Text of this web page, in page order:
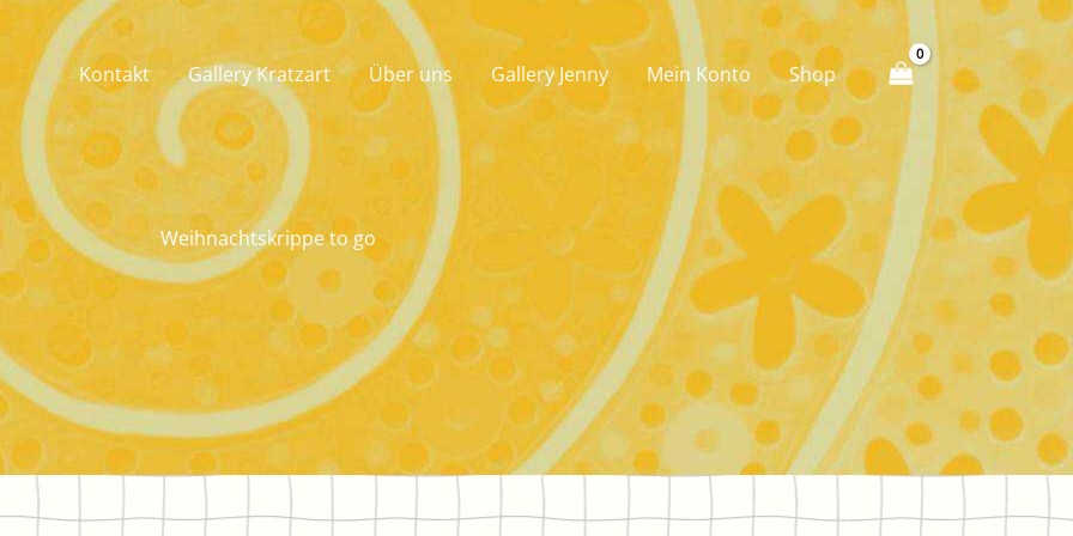
Kontakt Gallery Kratzart Über uns Gallery Jenny Mein Konto Shop
Weihnachtskrippe to go